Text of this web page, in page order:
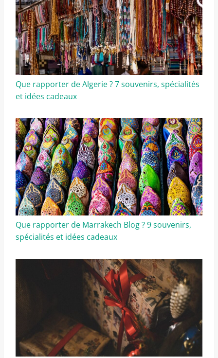
Que rapporter de Algerie ? 7 souvenirs, spécialités
et idées cadeaux
Que rapporter de Marrakech Blog ? 9 souvenirs,
spécialités et idées cadeaux